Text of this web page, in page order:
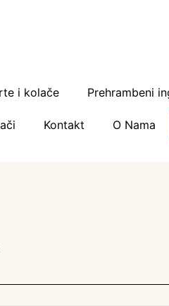
i kolače Prehrambeni
Kontakt O Nama